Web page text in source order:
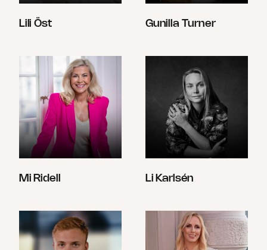
Lili Öst Gunilla Turner
Mi Ridell Li Karlsén